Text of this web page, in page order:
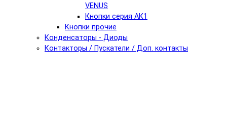
VENUS
Кнопки серия АК1
Кнопки прочие
Конденсаторы - Диоды
Контакторы / Пускатели / Доп. контакты